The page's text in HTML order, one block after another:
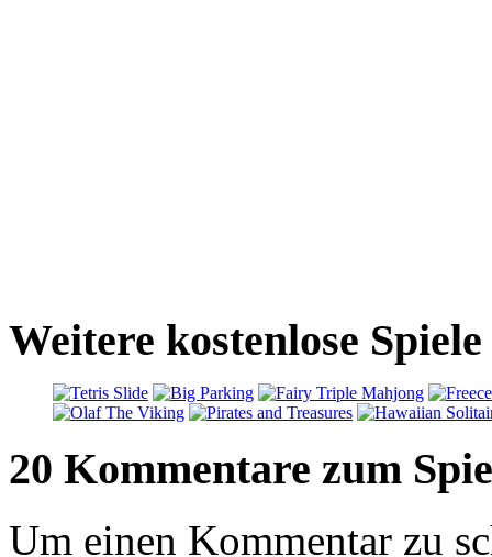
Weitere kostenlose
20 Kommentare zum
Um einen Kommentar zu